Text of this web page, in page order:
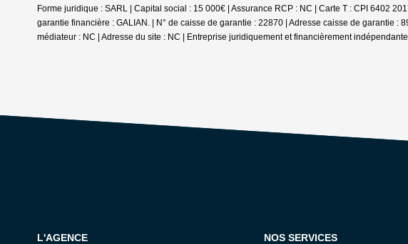
Forme juridique : SARL | Capital social : 15 000€ | Assurance RCP : NC | Carte T : CPI 6402
garantie financière : GALIAN. | N° de caisse de garantie : 22870 | Adresse caisse de garantie
médiateur : NC | Adresse du site : NC |
Entreprise juridiquement et financièrement indépendante
L'AGENCE NOS SERVICES